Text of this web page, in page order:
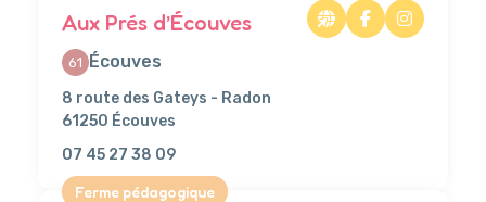
Aux Prés d’Écouves
61 Écouves
8 route des Gateys - Radon
61250 Écouves
07 45 27 38 09
Ferme pédagogique